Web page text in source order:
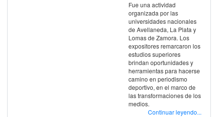
Fue una actividad
organizada por las
universidades nacionales
de Avellaneda, La Plata y
Lomas de Zamora. Los
expositores remarcaron los
estudios superiores
brindan oportunidades y
herramientas para hacerse
camino en periodismo
deportivo, en el marco de
las transformaciones de los
medios.
Continuar leyendo...